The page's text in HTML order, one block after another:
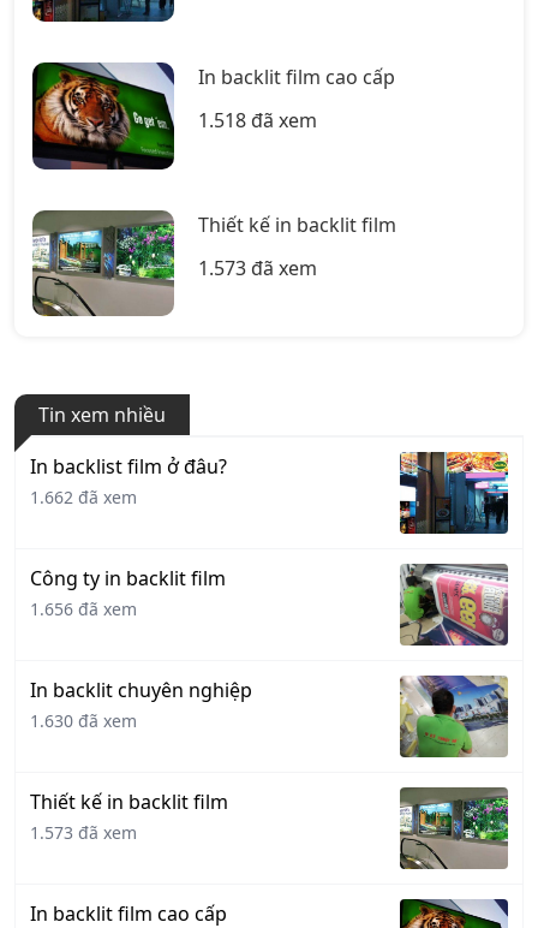
In backlit film cao cấp
1.518 đã xem
Thiết kế in backlit film
1.573 đã xem
Tin xem nhiều
In backlist film ở đâu?
1.662 đã xem
Công ty in backlit film
1.656 đã xem
In backlit chuyên nghiệp
1.630 đã xem
Thiết kế in backlit film
1.573 đã xem
In backlit film cao cấp